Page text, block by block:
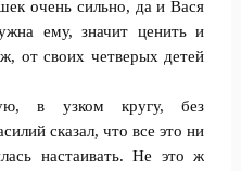
очень сильно, да и Вася
ему, значит ценить и
от своих четверых детей
в узком кругу, без
сказал, что все это ни
настаивать. Не это ж